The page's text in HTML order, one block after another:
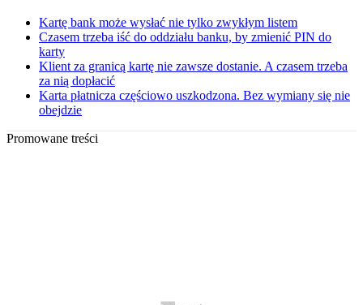
Kartę bank może wysłać nie tylko zwykłym listem
Czasem trzeba iść do oddziału banku, by zmienić PIN do
karty
Klient za granicą kartę nie zawsze dostanie. A czasem trzeba
za nią dopłacić
Karta płatnicza częściowo uszkodzona. Bez wymiany się nie
obejdzie
Promowane treści